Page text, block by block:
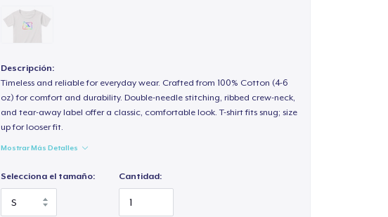
Descripción:
Timeless and reliable for everyday wear. Crafted from 100% Cotton (4-6
oz) for comfort and durability. Double-needle stitching, ribbed crew-neck,
and tear-away label offer a classic, comfortable look. T-shirt fits snug; size
up for looser fit.
Mostrar Más Detalles
Selecciona el tamaño: Cantidad: